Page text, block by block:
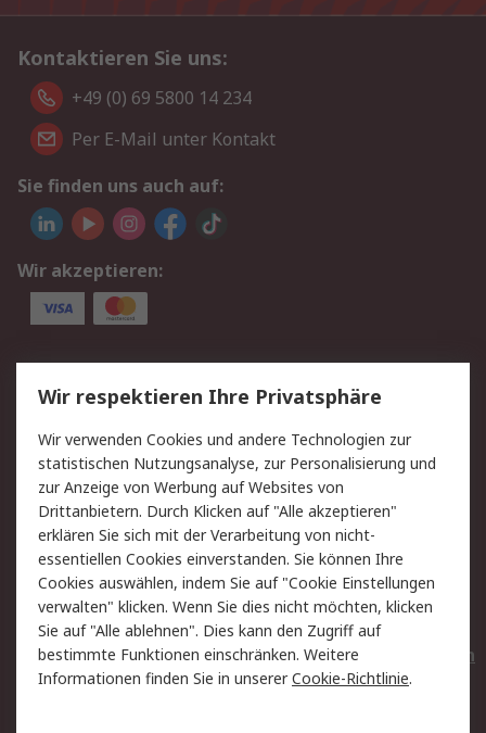
Kontaktieren Sie uns:
+49 (0) 69 5800 14 234
Per E-Mail unter Kontakt
Sie finden uns auch auf:
Wir akzeptieren:
Service
Value Added Services
Lieferlösungen
Rücksendungen
Kontakt
Hilfe
Privatkunden
Rechtliches
AGB
Datenschutz
Cookie-Richtlinie
Zahlungsbedingungen
Copyright/Impressum
Entsorgung
Elektrogeräte/Batterien
Wir respektieren Ihre Privatsphäre
Wir verwenden Cookies und andere Technologien zur
statistischen Nutzungsanalyse, zur Personalisierung und
zur Anzeige von Werbung auf Websites von
Drittanbietern. Durch Klicken auf "Alle akzeptieren"
erklären Sie sich mit der Verarbeitung von nicht-
essentiellen Cookies einverstanden. Sie können Ihre
Cookies auswählen, indem Sie auf "Cookie Einstellungen
verwalten" klicken. Wenn Sie dies nicht möchten, klicken
Sie auf "Alle ablehnen". Dies kann den Zugriff auf
bestimmte Funktionen einschränken. Weitere
Informationen finden Sie in unsererCookie-Richtlinie.